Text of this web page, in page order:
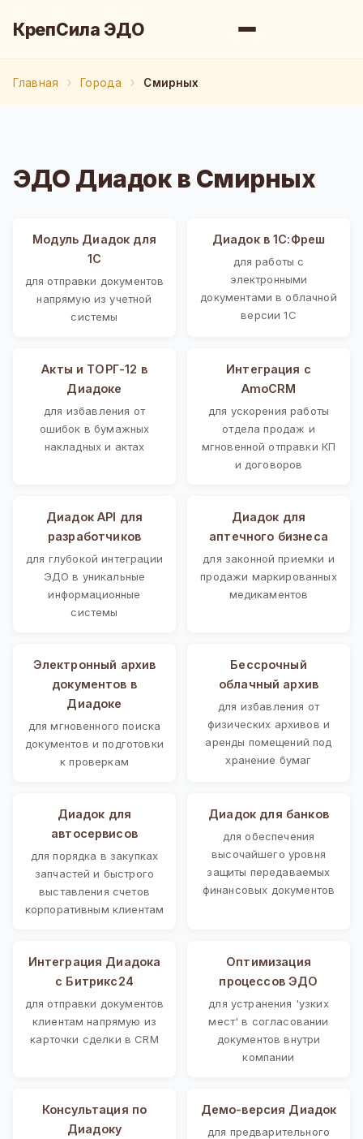
КрепСила ЭДО
Главная Города Смирных
ЭДО Диадок в Смирных
Модуль Диадок для
1С
для отправки документов
напрямую из учетной
системы
Диадок в 1С:Фреш
для работы с
электронными
документами в облачной
версии 1С
Акты и ТОРГ-12 в
Диадоке
для избавления от
ошибок в бумажных
накладных и актах
Интеграция с
AmoCRM
для ускорения работы
отдела продаж и
мгновенной отправки КП
и договоров
Диадок API для
разработчиков
для глубокой интеграции
ЭДО в уникальные
информационные
системы
Диадок для
аптечного бизнеса
для законной приемки и
продажи маркированных
медикаментов
Электронный архив
документов в
Диадоке
для мгновенного поиска
документов и подготовки
к проверкам
Бессрочный
облачный архив
для избавления от
физических архивов и
аренды помещений под
хранение бумаг
Диадок для
автосервисов
для порядка в закупках
запчастей и быстрого
выставления счетов
корпоративным клиентам
Диадок для банков
для обеспечения
высочайшего уровня
защиты передаваемых
финансовых документов
Интеграция Диадока
с Битрикс24
для отправки документов
клиентам напрямую из
карточки сделки в CRM
Оптимизация
процессов ЭДО
для устранения 'узких
мест' в согласовании
документов внутри
компании
Консультация по
Диадоку
Демо-версия Диадок
для предварительного